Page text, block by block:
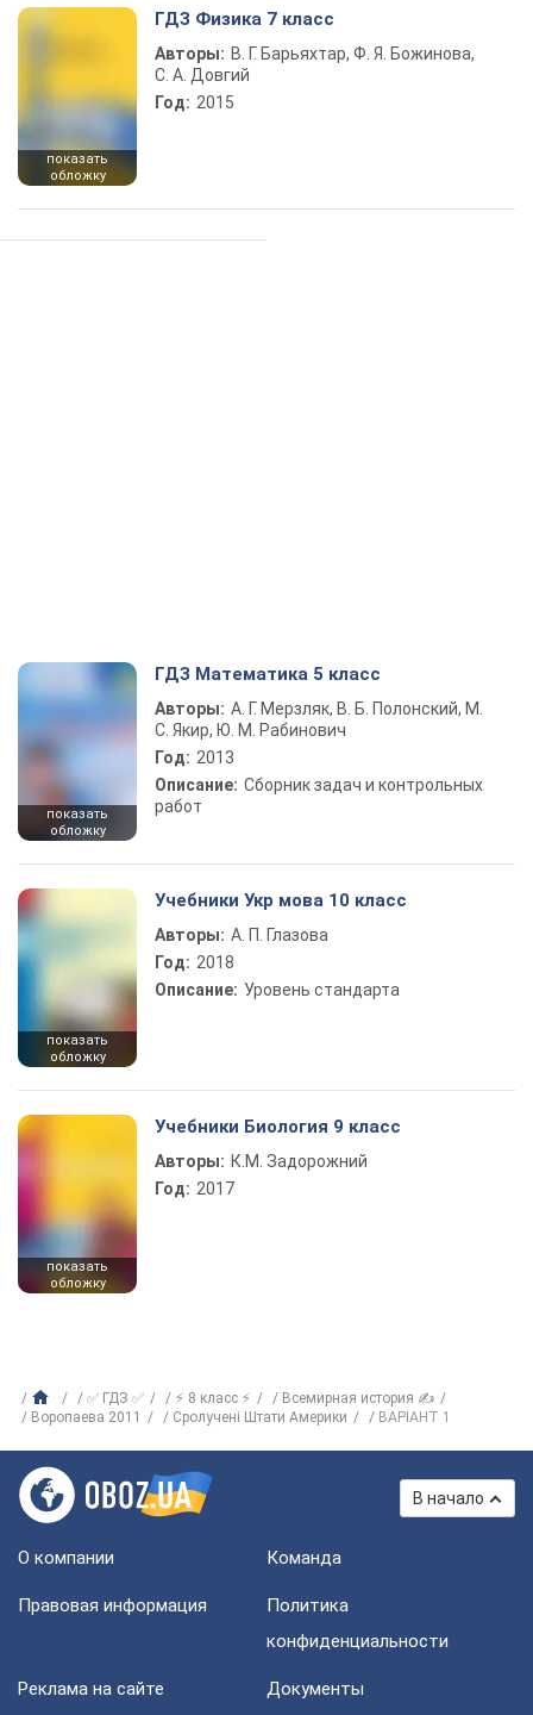
показать
обложку
ГДЗ Физика 7 класс
Авторы: В. Г. Барьяхтар, Ф. Я. Божинова,
С. А. Довгий
Год: 2015
показать
обложку
ГДЗ Математика 5 класс
Авторы: А. Г. Мерзляк, В. Б. Полонский, М.
С. Якир, Ю. М. Рабинович
Год: 2013
Описание: Сборник задач и контрольных
работ
показать
обложку
Учебники Укр мова 10 класс
Авторы: А. П. Глазова
Год: 2018
Описание: Уровень стандарта
показать
обложку
Учебники Биология 9 класс
Авторы: К.М. Задорожний
Год: 2017
✅ ГДЗ ✅ ⚡ 8 класс ⚡
Всемирная история ✍
Воропаева 2011
Сролучені Штати Америки ВАРІАНТ 1
В начало
О компании Команда
Правовая информация
Политика
конфиденциальности
Реклама на сайте Документы